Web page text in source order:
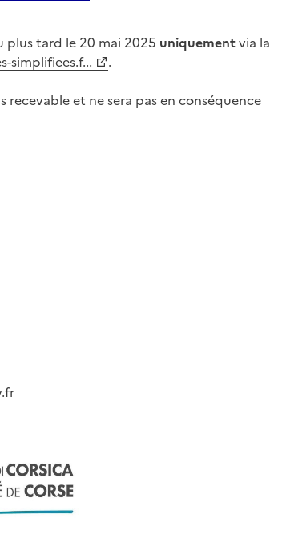
plus tard le 20 mai 2025 uniquementvia la
simplifiees.f...
.
et ne sera pas en conséquence